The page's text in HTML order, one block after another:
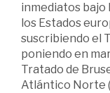
inmediatos bajo
los Estados
suscribiendo el
poniendo en
Tratado de
Atlántico Norte